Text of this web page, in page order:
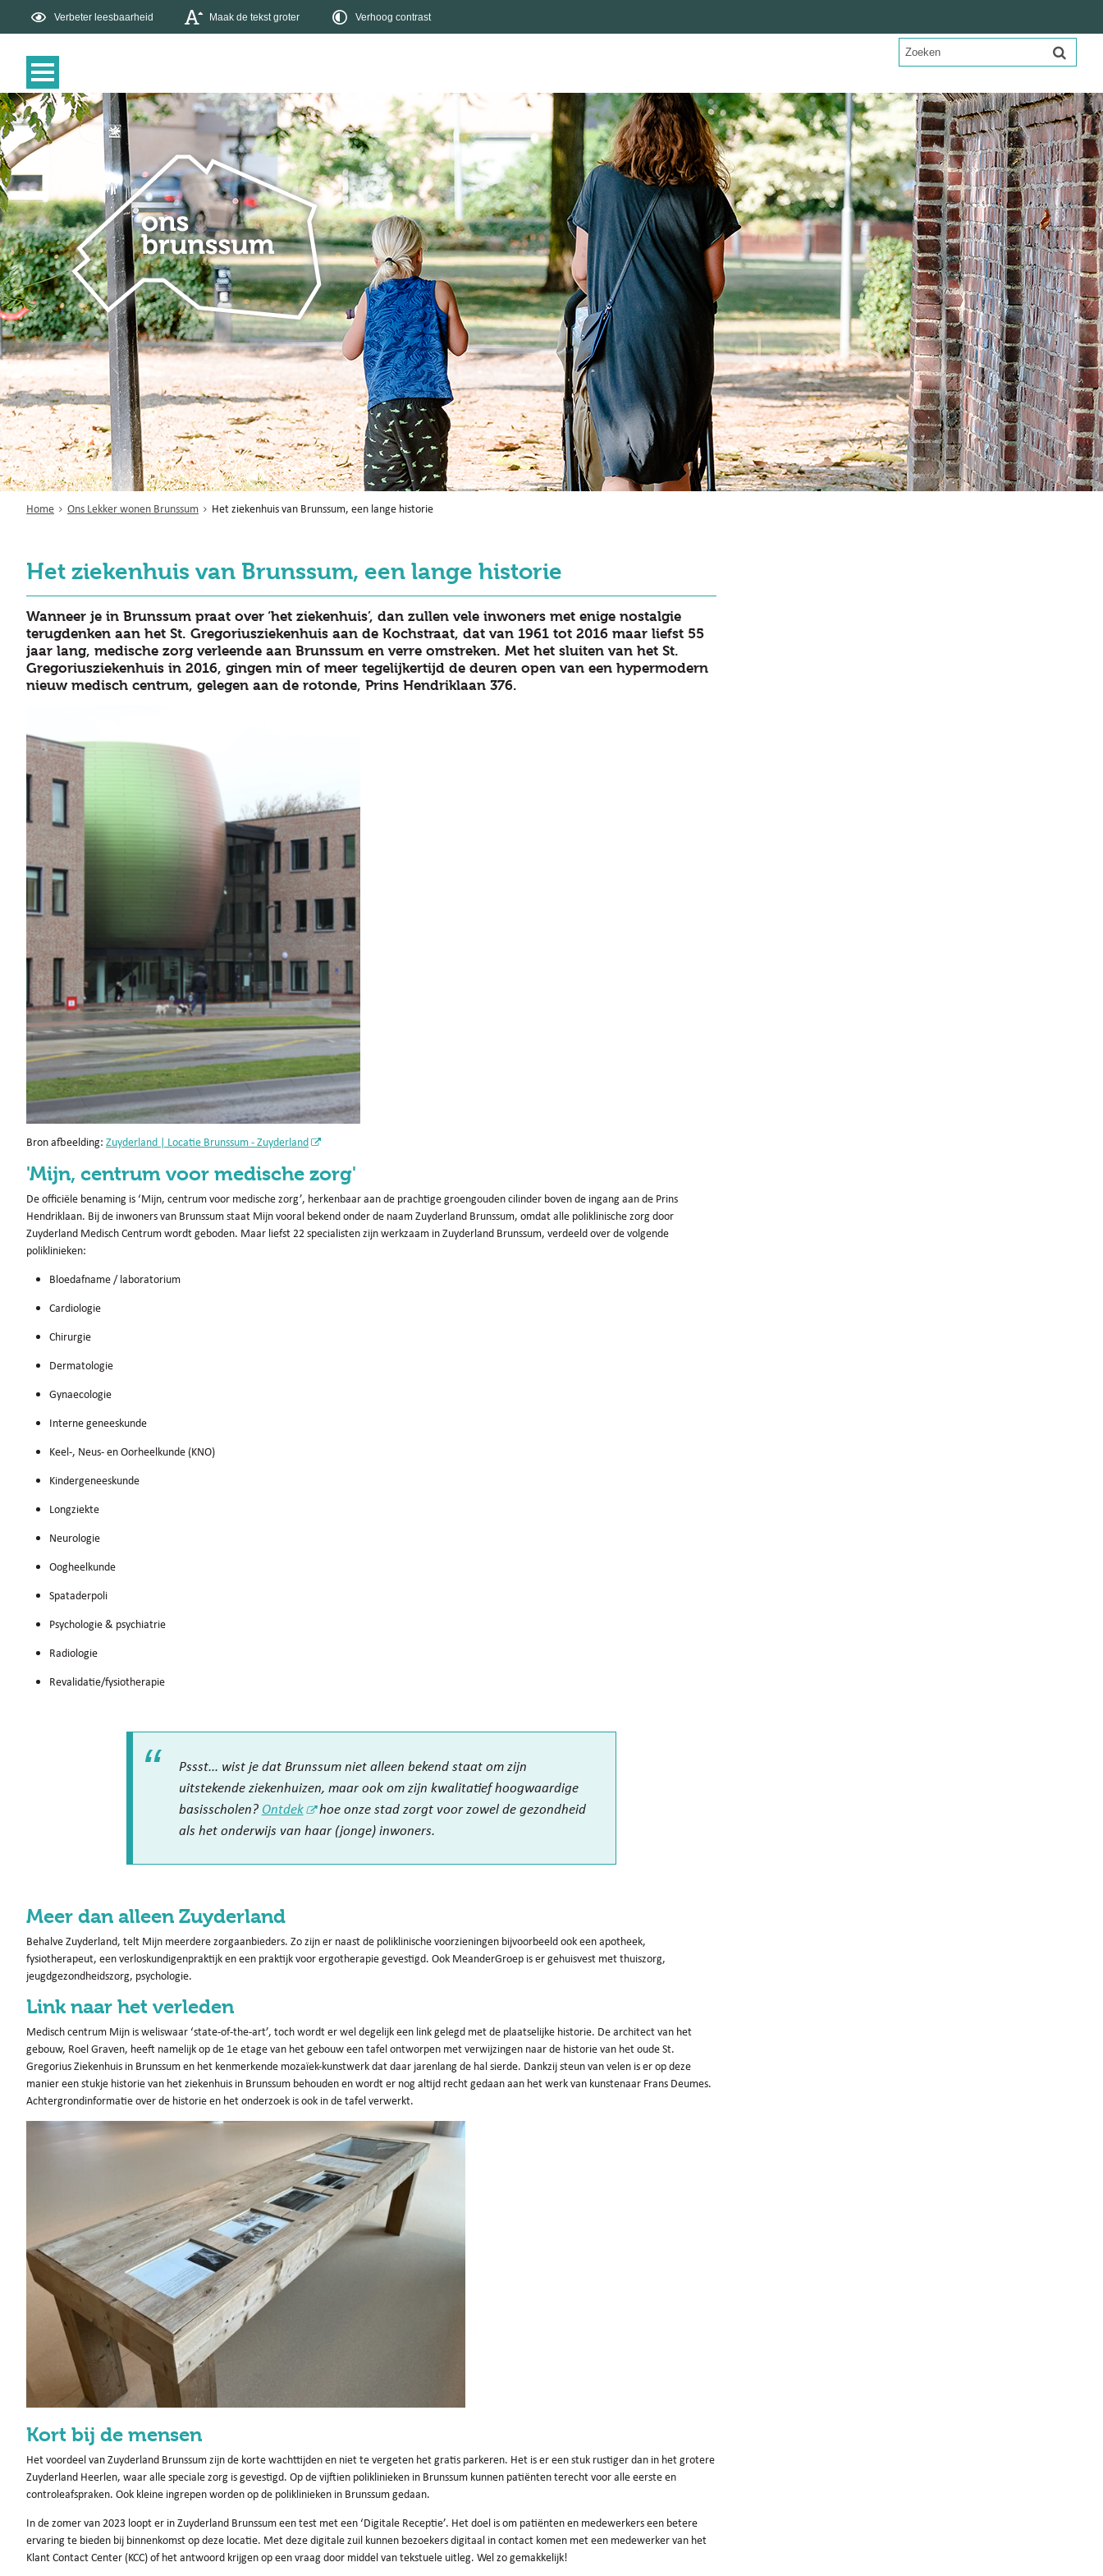
Verbeter leesbaarheid Maak de tekst groter Verhoog contrast
Home Ons Lekker wonen Brunssum Het ziekenhuis van Brunssum, een lange historie
Het ziekenhuis van Brunssum, een lange historie
Wanneer je in Brunssum praat over ‘het ziekenhuis’, dan zullen vele inwoners met enige nostalgie
terugdenken aan het St. Gregoriusziekenhuis aan de Kochstraat, dat van 1961 tot 2016 maar liefst 55
jaar lang, medische zorg verleende aan Brunssum en verre omstreken. Met het sluiten van het St.
Gregoriusziekenhuis in 2016, gingen min of meer tegelijkertijd de deuren open van een hypermodern
nieuw medisch centrum, gelegen aan de rotonde, Prins Hendriklaan 376.
Bron afbeelding: Zuyderland | Locatie Brunssum - Zuyderland
'Mijn, centrum voor medische zorg'
De officiële benaming is ‘Mijn, centrum voor medische zorg’, herkenbaar aan de prachtige groengouden cilinder boven de ingang aan de Prins
Hendriklaan. Bij de inwoners van Brunssum staat Mijn vooral bekend onder de naam Zuyderland Brunssum, omdat alle poliklinische zorg door
Zuyderland Medisch Centrum wordt geboden. Maar liefst 22 specialisten zijn werkzaam in Zuyderland Brunssum, verdeeld over de volgende
poliklinieken:
Bloedafname / laboratorium
Cardiologie
Chirurgie
Dermatologie
Gynaecologie
Interne geneeskunde
Keel-, Neus- en Oorheelkunde (KNO)
Kindergeneeskunde
Longziekte
Neurologie
Oogheelkunde
Spataderpoli
Psychologie & psychiatrie
Radiologie
Revalidatie/fysiotherapie
Pssst... wist je dat Brunssum niet alleen bekend staat om zijn
uitstekende ziekenhuizen, maar ook om zijn kwalitatief hoogwaardige
basisscholen? Ontdek
hoe onze stad zorgt voor zowel de gezondheid
als het onderwijs van haar (jonge) inwoners.
Meer dan alleen Zuyderland
Behalve Zuyderland, telt Mijn meerdere zorgaanbieders. Zo zijn er naast de poliklinische voorzieningen bijvoorbeeld ook een apotheek,
fysiotherapeut, een verloskundigenpraktijk en een praktijk voor ergotherapie gevestigd. Ook MeanderGroep is er gehuisvest met thuiszorg,
jeugdgezondheidszorg, psychologie.
Link naar het verleden
Medisch centrum Mijn is weliswaar ‘state-of-the-art’, toch wordt er wel degelijk een link gelegd met de plaatselijke historie. De architect van het
gebouw, Roel Graven, heeft namelijk op de 1e etage van het gebouw een tafel ontworpen met verwijzingen naar de historie van het oude St.
Gregorius Ziekenhuis in Brunssum en het kenmerkende mozaïek-kunstwerk dat daar jarenlang de hal sierde. Dankzij steun van velen is er op deze
manier een stukje historie van het ziekenhuis in Brunssum behouden en wordt er nog altijd recht gedaan aan het werk van kunstenaar Frans Deumes.
Achtergrondinformatie over de historie en het onderzoek is ook in de tafel verwerkt.
Kort bij de mensen
Het voordeel van Zuyderland Brunssum zijn de korte wachttijden en niet te vergeten het gratis parkeren. Het is er een stuk rustiger dan in het grotere
Zuyderland Heerlen, waar alle speciale zorg is gevestigd. Op de vijftien poliklinieken in Brunssum kunnen patiënten terecht voor alle eerste en
controleafspraken. Ook kleine ingrepen worden op de poliklinieken in Brunssum gedaan.
In de zomer van 2023 loopt er in Zuyderland Brunssum een test met een ‘Digitale Receptie’. Het doel is om patiënten en medewerkers een betere
ervaring te bieden bij binnenkomst op deze locatie. Met deze digitale zuil kunnen bezoekers digitaal in contact komen met een medewerker van het
Klant Contact Center (KCC) of het antwoord krijgen op een vraag door middel van tekstuele uitleg. Wel zo gemakkelijk!